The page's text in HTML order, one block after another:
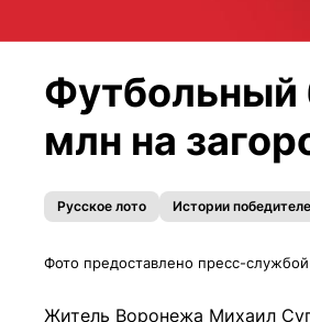
Футбольный
млн на
Русское лото Истории
Фото предоставлено пресс-
Житель Воронежа Михаил